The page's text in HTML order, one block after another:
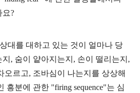
요?
대를 대하고 있는 것이 얼마나 당
, 숨이 얕아지는지, 손이 떨리는지,
오르고, 조바심이 나는지를 상상해
흥분에 관한 "firing sequence"는 심